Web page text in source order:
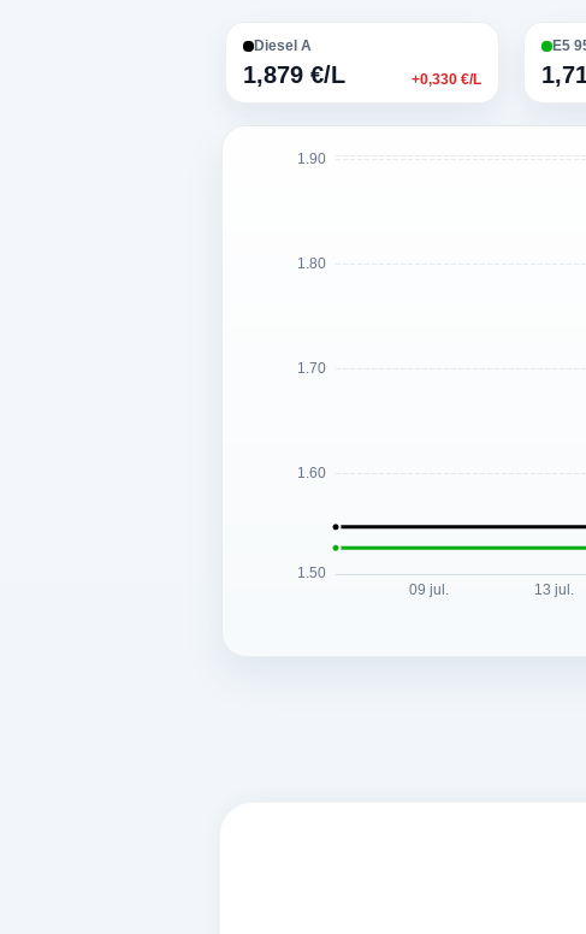
Diesel A
1,879 €/L +0,330 €/L
E5